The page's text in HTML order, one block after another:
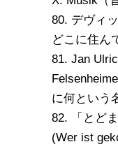
80. デヴィ
どこに住ん
81. Jan
に何という
82. 「とど
(Wer ist